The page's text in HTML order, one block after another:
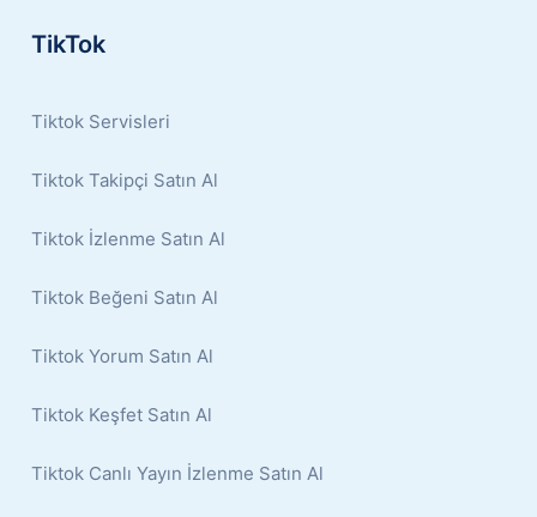
TikTok
Tiktok Servisleri
Tiktok Takipçi Satın Al
Tiktok İzlenme Satın Al
Tiktok Beğeni Satın Al
Tiktok Yorum Satın Al
Tiktok Keşfet Satın Al
Tiktok Canlı Yayın İzlenme Satın Al